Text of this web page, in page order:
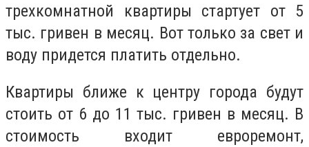
трехкомнатной квартиры стартует от 5
тыс. гривен в месяц. Вот только за свет и
воду придется платить отдельно.
Квартиры ближе к центру города будут
стоить от 6 до 11 тыс. гривен в месяц. В
стоимость входит евроремонт,